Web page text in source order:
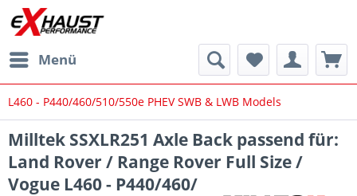
Menü
L460 - P440/460/510/550e PHEV SWB & LWB Models
Milltek SSXLR251 Axle Back passend für:
Land Rover / Range Rover Full Size /
Vogue L460 - P440/460/